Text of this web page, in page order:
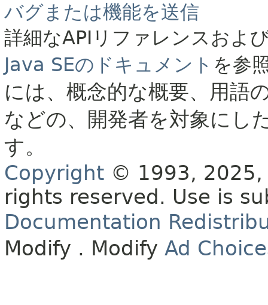
バグまたは機能を送信
詳細なAPIリファレンスおよ
Java SEのドキュメント を参
には、概念的な概要、用語
などの、開発者を対象にし
す。
Copyright © 1993,
rights reserved. Use is
Documentation
Modify . Modify Ad